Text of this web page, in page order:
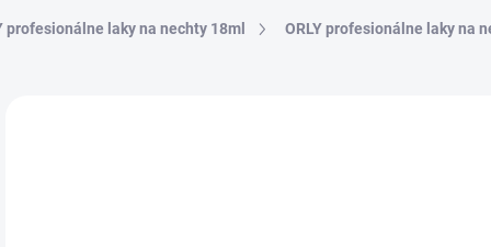
profesionálne laky na nechty 18ml ORLY profesionálne laky na